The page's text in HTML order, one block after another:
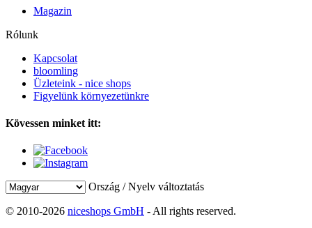
Magazin
Rólunk
Kapcsolat
bloomling
Üzleteink - nice shops
Figyelünk környezetünkre
Kövessen minket itt:
Ország / Nyelv változtatás
© 2010-2026 niceshops GmbH - All rights reserved.